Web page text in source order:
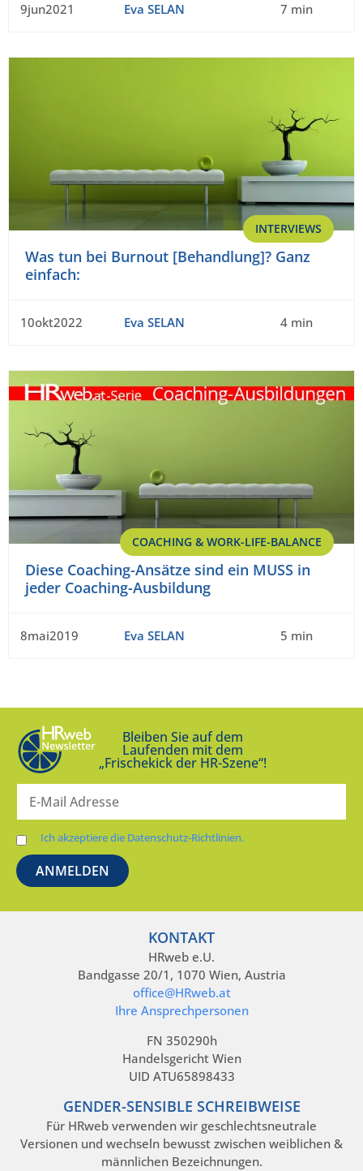
9jun2021 Eva SELAN 7 min
INTERVIEWS
Was tun bei Burnout [Behandlung]? Ganz
einfach:
10okt2022 Eva SELAN 4 min
COACHING & WORK-LIFE-BALANCE
Diese Coaching-Ansätze sind ein MUSS in
jeder Coaching-Ausbildung
8mai2019 Eva SELAN 5 min
Bleiben Sie auf dem
Laufenden mit dem
„Frischekick der HR-Szene“!
Ich akzeptiere die Datenschutz-Richtlinien.
KONTAKT
HRweb e.U.
Bandgasse 20/1, 1070 Wien, Austria
office@HRweb.at
Ihre Ansprechpersonen
FN 350290h
Handelsgericht Wien
UID ATU65898433
GENDER-SENSIBLE SCHREIBWEISE
Für HRweb verwenden wir geschlechtsneutrale
Versionen und wechseln bewusst zwischen weiblichen &
männlichen Bezeichnungen.